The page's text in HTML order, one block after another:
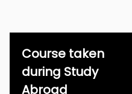
Course taken
during Study
Abroad